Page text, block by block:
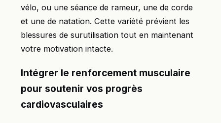
vélo, ou une séance de rameur, une de corde
et une de natation. Cette variété prévient les
blessures de surutilisation tout en maintenant
votre motivation intacte.
Intégrer le renforcement musculaire
pour soutenir vos progrès
cardiovasculaires